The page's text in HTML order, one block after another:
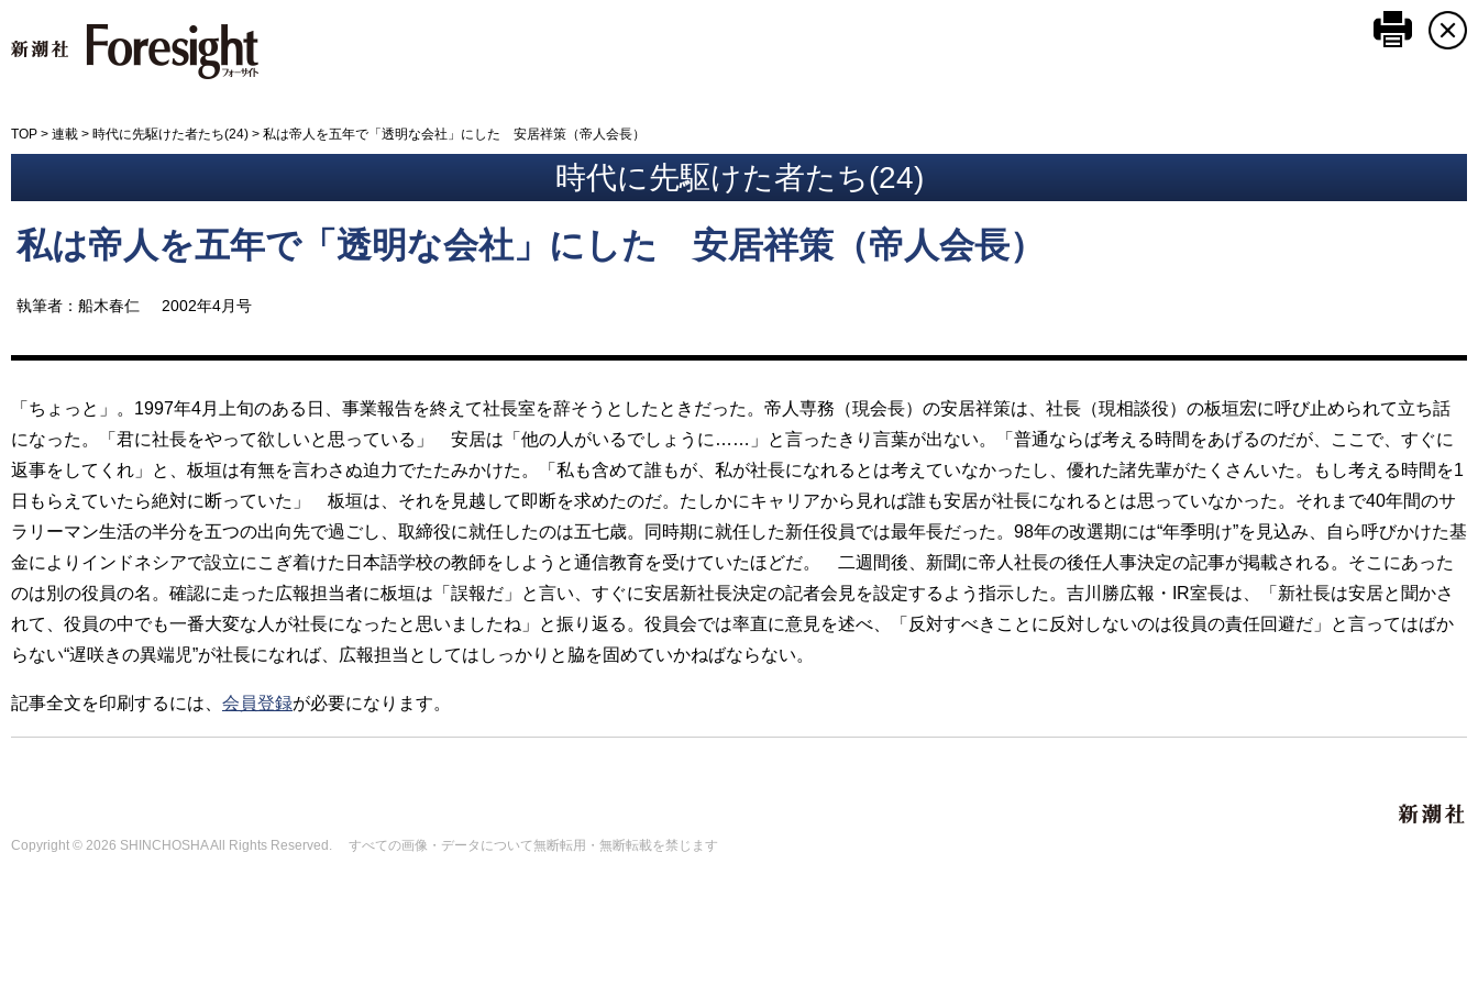
このペ
TOP > 連載 > 時代に先駆けた者たち(24) > 私は帝人を五年で「透明な会社」にした 安居祥策（帝人会長）
時代に先駆けた者たち(24)
私は帝人を五年で「透明な会社」にした 安居祥策（帝人会長）
執筆者：船木春仁 2002年4月号
「ちょっと」。1997年4月上旬のある日、事業報告を終えて社長室を辞そうとしたときだった。帝人専務（現会長）の安居祥策は、社長（現相談役）の板垣宏に呼び止められて立ち話
になった。「君に社長をやって欲しいと思っている」 安居は「他の人がいるでしょうに……」と言ったきり言葉が出ない。「普通ならば考える時間をあげるのだが、ここで、すぐに
返事をしてくれ」と、板垣は有無を言わさぬ迫力でたたみかけた。「私も含めて誰もが、私が社長になれるとは考えていなかったし、優れた諸先輩がたくさんいた。もし考える時間を1
日もらえていたら絶対に断っていた」 板垣は、それを見越して即断を求めたのだ。たしかにキャリアから見れば誰も安居が社長になれるとは思っていなかった。それまで40年間のサ
ラリーマン生活の半分を五つの出向先で過ごし、取締役に就任したのは五七歳。同時期に就任した新任役員では最年長だった。98年の改選期には“年季明け”を見込み、自ら呼びかけた基
金によりインドネシアで設立にこぎ着けた日本語学校の教師をしようと通信教育を受けていたほどだ。 二週間後、新聞に帝人社長の後任人事決定の記事が掲載される。そこにあった
のは別の役員の名。確認に走った広報担当者に板垣は「誤報だ」と言い、すぐに安居新社長決定の記者会見を設定するよう指示した。吉川勝広報・IR室長は、「新社長は安居と聞かさ
れて、役員の中でも一番大変な人が社長になったと思いましたね」と振り返る。役員会では率直に意見を述べ、「反対すべきことに反対しないのは役員の責任回避だ」と言ってはばか
らない“遅咲きの異端児”が社長になれば、広報担当としてはしっかりと脇を固めていかねばならない。
記事全文を印刷するには、 会員登録が必要になります。
Copyright © 2026 SHINCHOSHA All Rights Reserved. すべての画像・データについて無断転用・無断転載を禁じます